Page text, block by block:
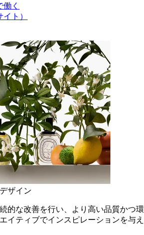
く
ト）
ザイン
的な改善を行い、より高い品質かつ環
イティブでインスピレーションを与え